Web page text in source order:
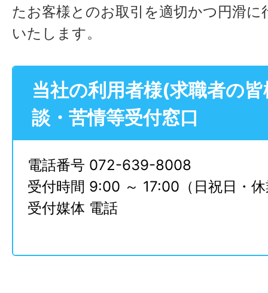
たお客様とのお取引を適切かつ円滑に
いたします。
当社の利用者様(求職者の
談・苦情等受付窓口
電話番号 072-639-8008
受付時間 9:00 ～ 17:00（日祝日・
受付媒体 電話